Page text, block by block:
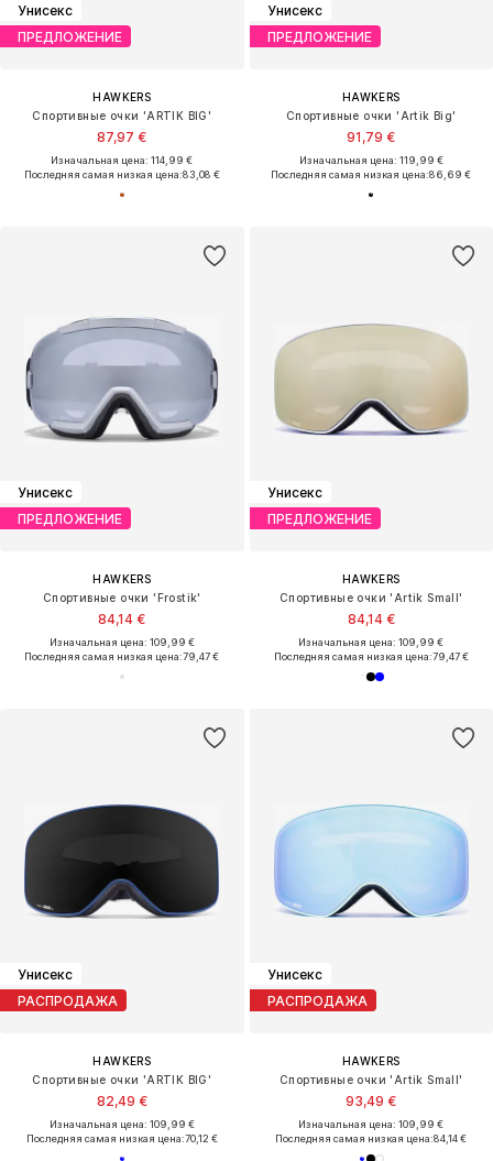
Унисекс
ПРЕДЛОЖЕНИЕ
HAWKERS
Спортивные очки 'ARTIK BIG'
87,97 €
Изначальная цена: 114,99 €
Последняя самая низкая цена:83,08 €
Унисекс
ПРЕДЛОЖЕНИЕ
HAWKERS
Спортивные очки 'Artik Big'
91,79 €
Изначальная цена: 119,99 €
Последняя самая низкая цена:86,69 €
Унисекс
ПРЕДЛОЖЕНИЕ
HAWKERS
Спортивные очки 'Frostik'
84,14 €
Изначальная цена: 109,99 €
Последняя самая низкая цена:79,47 €
Унисекс
ПРЕДЛОЖЕНИЕ
HAWKERS
Спортивные очки 'Artik Small'
84,14 €
Изначальная цена: 109,99 €
Последняя самая низкая цена:79,47 €
Унисекс
РАСПРОДАЖА
HAWKERS
Спортивные очки 'ARTIK BIG'
82,49 €
Изначальная цена: 109,99 €
Последняя самая низкая цена:70,12 €
Унисекс
РАСПРОДАЖА
HAWKERS
Спортивные очки 'Artik Small'
93,49 €
Изначальная цена: 109,99 €
Последняя самая низкая цена:84,14 €